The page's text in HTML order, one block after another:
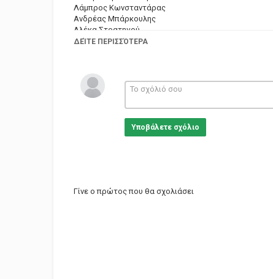
Λάμπρος Κωνσταντάρας
Ανδρέας Μπάρκουλης
Αλέκα Στρατηγού
Σταύρος Ιατρίδης
Θανάσης Βέγγος
Ελένη Χαλκούση
==========================
Greek Films
ΔΕΊΤΕ ΠΕΡΙΣΣΌΤΕΡΑ
Υποβάλετε σχόλιο
Γίνε ο πρώτος που θα σχολιάσει